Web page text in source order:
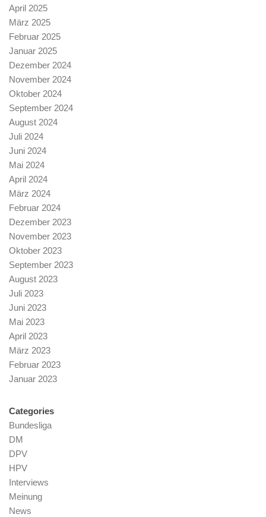
April 2025
März 2025
Februar 2025
Januar 2025
Dezember 2024
November 2024
Oktober 2024
September 2024
August 2024
Juli 2024
Juni 2024
Mai 2024
April 2024
März 2024
Februar 2024
Dezember 2023
November 2023
Oktober 2023
September 2023
August 2023
Juli 2023
Juni 2023
Mai 2023
April 2023
März 2023
Februar 2023
Januar 2023
Categories
Bundesliga
DM
DPV
HPV
Interviews
Meinung
News